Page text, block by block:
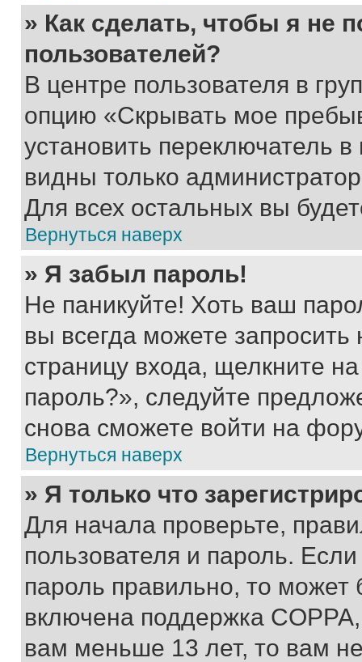
» Как сделать, чтобы я не
пользователей?
В центре пользователя в
опцию «Скрывать мое
установить переключатель
видны только
Для всех остальных вы
Вернуться наверх
» Я забыл пароль!
Не паникуйте! Хоть ваш
вы всегда можете
страницу входа, щелкните
пароль?», следуйте
снова сможете войти на
Вернуться наверх
» Я только что
Для начала проверьте,
пользователя и пароль.
пароль правильно, то может
включена поддержка
вам меньше 13 лет, то вам